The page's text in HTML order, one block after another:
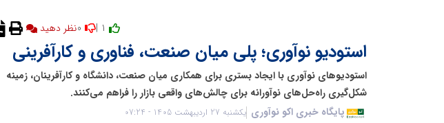
نظر دهید
استودیو نوآوری؛ پلی میان صنعت، فناوری و کارآفرینی
استودیوهای نوآوری با ایجاد بستری برای همکاری میان صنعت، دانشگاه و کارآفرینان، زمینه
شکل‌گیری راه‌حل‌های نوآورانه برای چالش‌های واقعی بازار را فراهم می‌کنند.
پایگاه خبری اکو نوآوری یکشنبه 27 اردیبهشت 1405 - 07:24